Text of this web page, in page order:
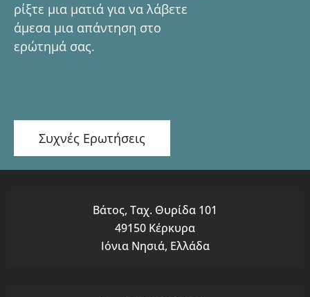
ρίξτε μια ματιά για να λάβετε
άμεσα μια απάντηση στο
ερώτημά σας.
Συχνές Ερωτήσεις
Βάτος, Ταχ. Θυρίδα 101
49150 Κέρκυρα
Ιόνια Νησιά, Ελλάδα